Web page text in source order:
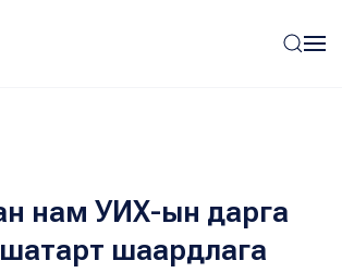
нам УИХ-ын дарга
шаардлага